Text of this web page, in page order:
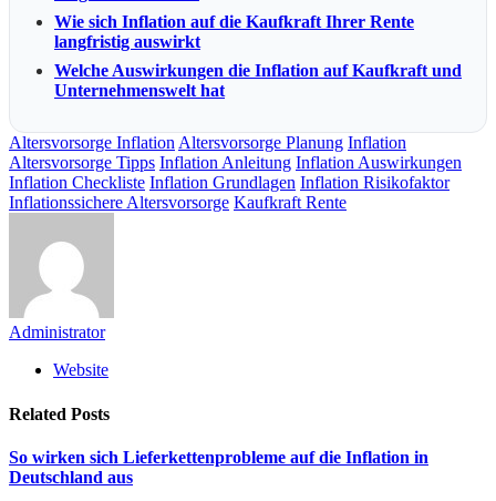
Wie sich Inflation auf die Kaufkraft Ihrer Rente
langfristig auswirkt
Welche Auswirkungen die Inflation auf Kaufkraft und
Unternehmenswelt hat
Altersvorsorge Inflation Altersvorsorge Planung Inflation
Altersvorsorge Tipps Inflation Anleitung Inflation Auswirkungen
Inflation Checkliste Inflation Grundlagen Inflation Risikofaktor
Inflationssichere Altersvorsorge Kaufkraft Rente
Administrator
Website
Related Posts
So wirken sich Lieferkettenprobleme auf die Inflation in
Deutschland aus